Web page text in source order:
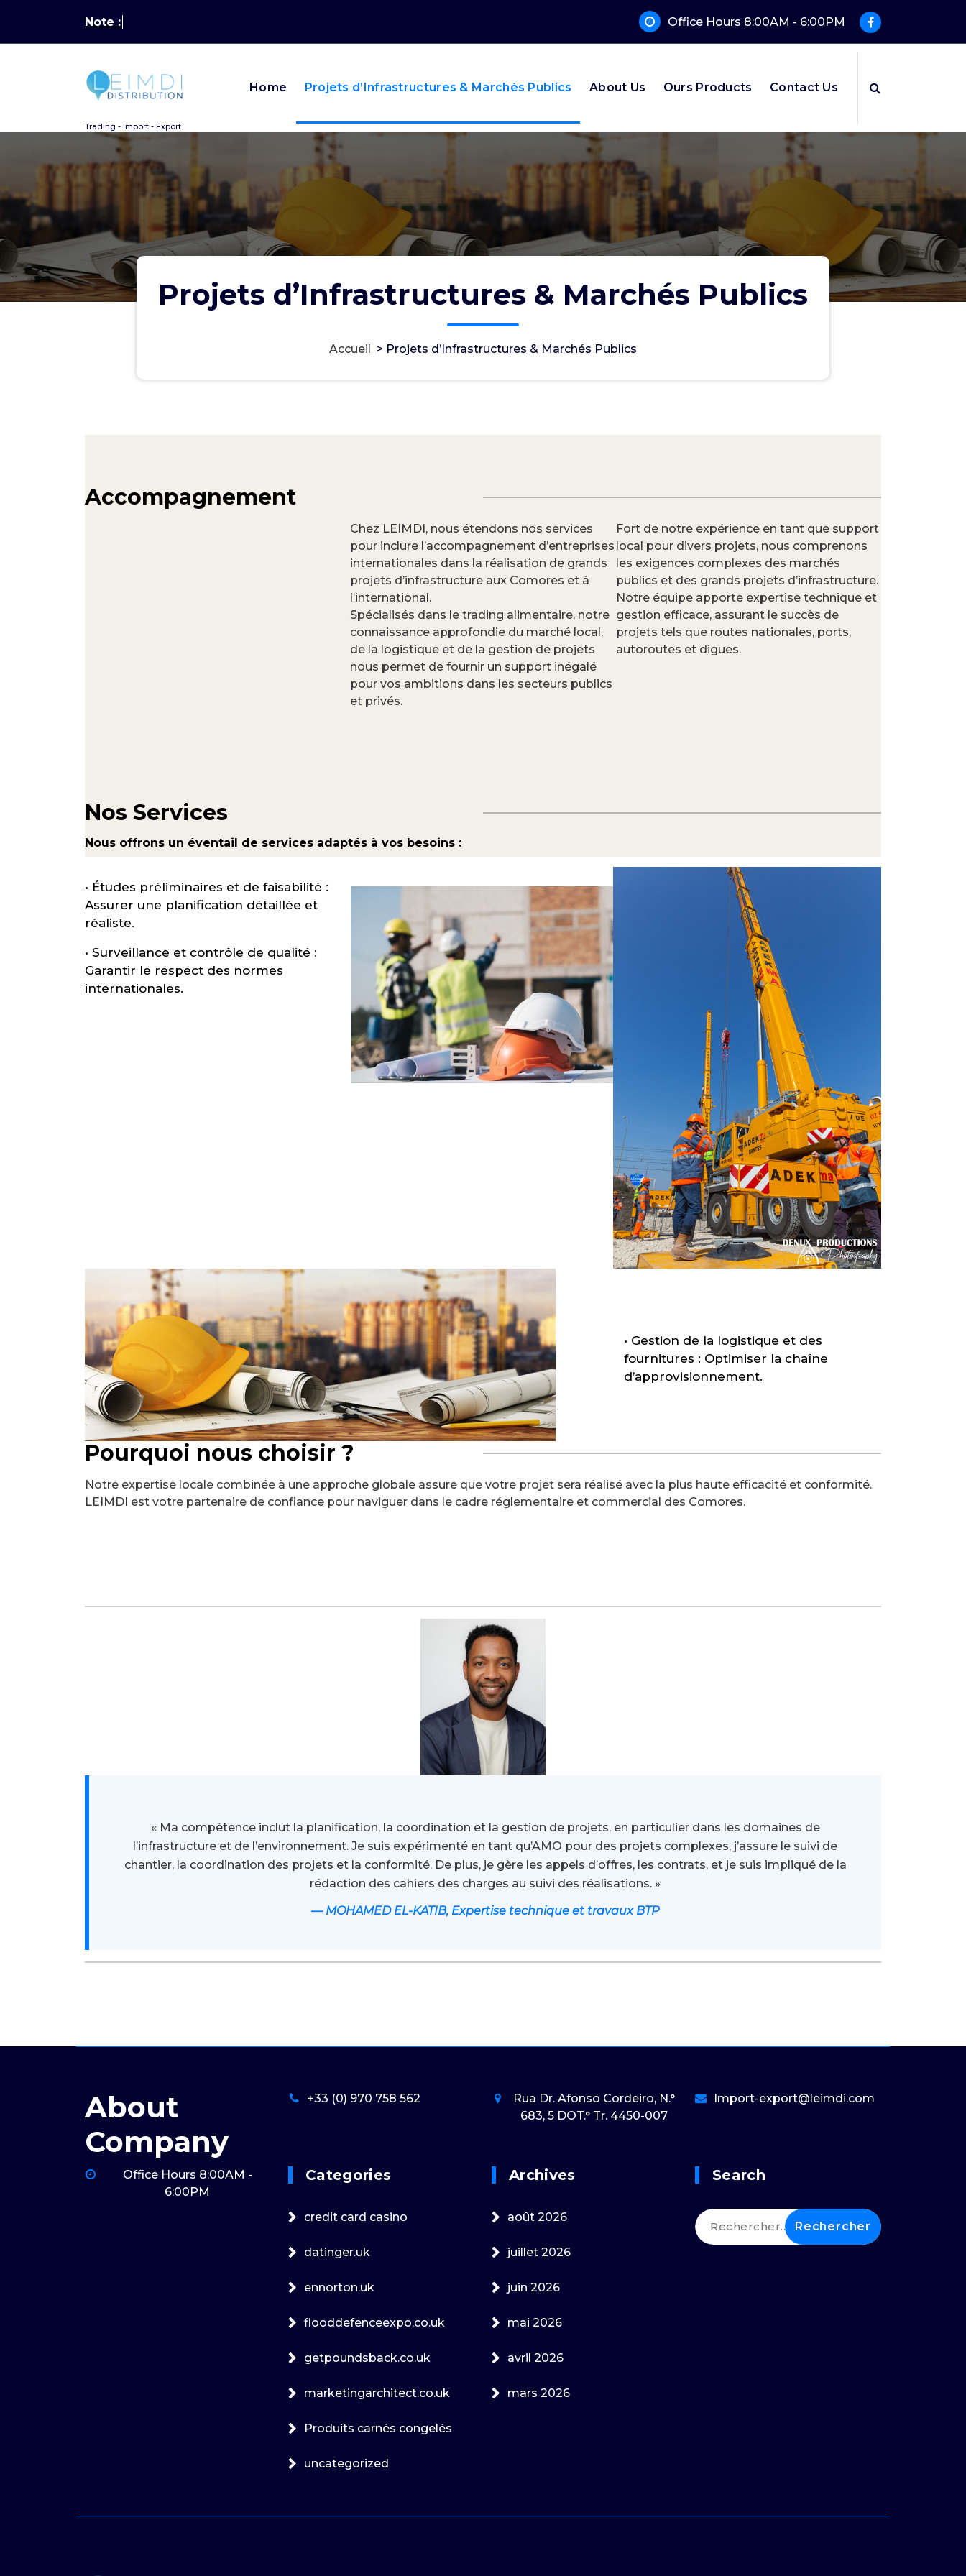
contenu
Note : Office Hours 8:00AM - 6:00PM
Trading - Import - Export
Home Projets d’Infrastructures & Marchés Publics About Us Ours Products Contact Us
Projets d’Infrastructures & Marchés Publics
Accueil > Projets d’Infrastructures & Marchés Publics
Accompagnement
Chez LEIMDI, nous étendons nos services
pour inclure l’accompagnement d’entreprises
internationales dans la réalisation de grands
projets d’infrastructure aux Comores et à
l’international.
Spécialisés dans le trading alimentaire, notre
connaissance approfondie du marché local,
de la logistique et de la gestion de projets
nous permet de fournir un support inégalé
pour vos ambitions dans les secteurs publics
et privés.
Fort de notre expérience en tant que support
local pour divers projets, nous comprenons
les exigences complexes des marchés
publics et des grands projets d’infrastructure.
Notre équipe apporte expertise technique et
gestion efficace, assurant le succès de
projets tels que routes nationales, ports,
autoroutes et digues.
Nos Services
Nous offrons un éventail de services adaptés à vos besoins :
• Études préliminaires et de faisabilité :
Assurer une planification détaillée et
réaliste.
• Surveillance et contrôle de qualité :
Garantir le respect des normes
internationales.
• Gestion de la logistique et des
fournitures : Optimiser la chaîne
d’approvisionnement.
Pourquoi nous choisir ?
Notre expertise locale combinée à une approche globale assure que votre projet sera réalisé avec la plus haute efficacité et conformité.
LEIMDI est votre partenaire de confiance pour naviguer dans le cadre réglementaire et commercial des Comores.
« Ma compétence inclut la planification, la coordination et la gestion de projets, en particulier dans les domaines de
l’infrastructure et de l’environnement. Je suis expérimenté en tant qu’AMO pour des projets complexes, j’assure le suivi de
chantier, la coordination des projets et la conformité. De plus, je gère les appels d’offres, les contrats, et je suis impliqué de la
rédaction des cahiers des charges au suivi des réalisations. »
— MOHAMED EL-KATIB, Expertise technique et travaux BTP
About
Company
+33 (0) 970 758 562
Rua Dr. Afonso Cordeiro, N.°
683, 5 DOT.° Tr. 4450-007
Import-export@leimdi.com
Office Hours 8:00AM -
6:00PM
Categories
credit card casino
datinger.uk
ennorton.uk
flooddefenceexpo.co.uk
getpoundsback.co.uk
marketingarchitect.co.uk
Produits carnés congelés
uncategorized
Archives
août 2026
juillet 2026
juin 2026
mai 2026
avril 2026
mars 2026
Search
Rechercher :